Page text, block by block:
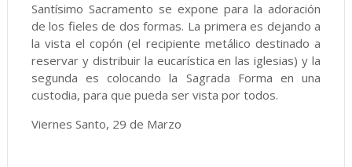
Santísimo Sacramento se expone para la adoración
de los fieles de dos formas. La primera es dejando a
la vista el copón (el recipiente metálico destinado a
reservar y distribuir la eucarística en las iglesias) y la
segunda es colocando la Sagrada Forma en una
custodia, para que pueda ser vista por todos.
Viernes Santo, 29 de Marzo